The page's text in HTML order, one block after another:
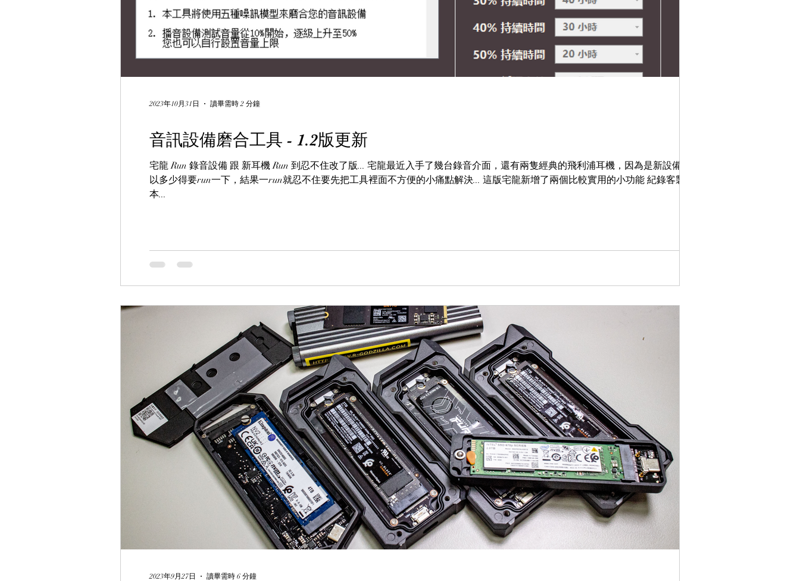
音訊設備磨合工具 - 1.2版更新
宅龍 Run 錄音設備 跟 新耳機 Run 到忍不住改了版... 宅龍最近入手了幾台錄音介面，還有兩隻經典的飛利浦耳機，因為是新設備，所
以多少得要run一下，結果一run就忍不住要先把工具裡面不方便的小痛點解決... 這版宅龍新增了兩個比較實用的小功能 紀錄客製化腳
本...
2023年10月31日 讀畢需時 2 分鐘
2023年9月27日 讀畢需時 6 分鐘